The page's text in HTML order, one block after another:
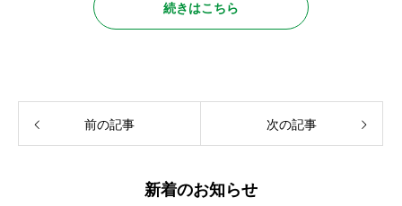
続きはこちら
前の記事 次の記事
新着のお知らせ